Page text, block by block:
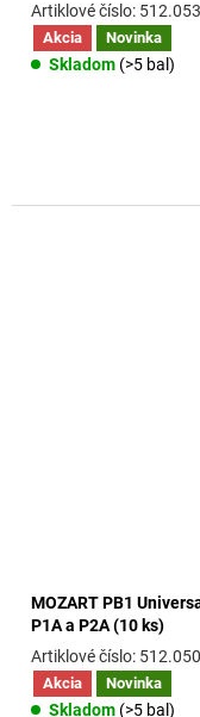
Akcia Novinka
Skladom (>5 bal)
MOZART PB1
P1A a P2A (10 ks)
Akcia Novinka
Skladom (>5 bal)